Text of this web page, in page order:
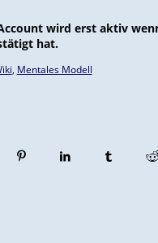
wird erst aktiv
hat.
Mentales Modell